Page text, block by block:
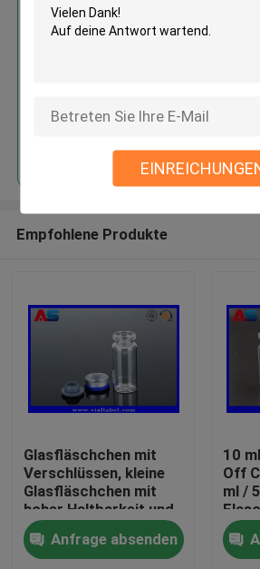
Haus
für Peptide
Empfohlene Produkte
Glasfläschchen mit
Verschlüssen, kleine
Glasfläschchen mit
hoher Haltbarkeit und
Flip-Off-Verschluss
Anfrage absenden
10
Off
ml /